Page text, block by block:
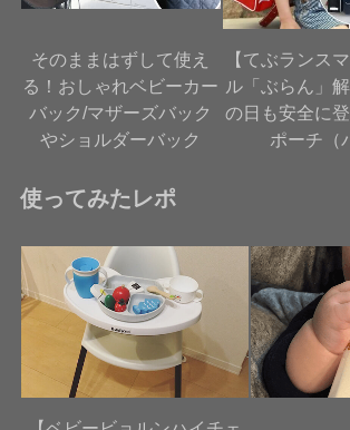
そのままはずして使え
る！おしゃれベビーカー
バック/マザーズバック
やショルダーバック
【てぶランス
ル「ぶらん」
の日も安全に
ポーチ（
使ってみたレポ